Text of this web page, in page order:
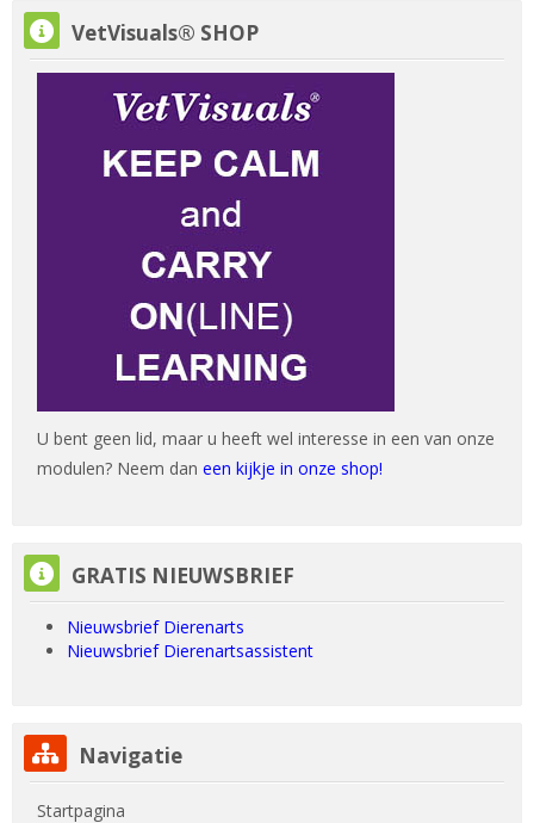
VetVisuals® SHOP overslaan
VetVisuals® SHOP
U bent geen lid, maar u heeft wel interesse in een van onze
modulen? Neem dan een kijkje in onze shop!
GRATIS NIEUWSBRIEF overslaan
GRATIS NIEUWSBRIEF
Nieuwsbrief Dierenarts
Nieuwsbrief Dierenartsassistent
Navigatie overslaan
Navigatie
Startpagina